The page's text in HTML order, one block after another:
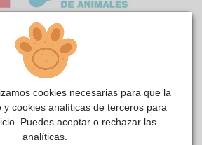
cookies necesarias para que la
y cookies analíticas de terceros para
Puedes aceptar o rechazar las
analíticas.